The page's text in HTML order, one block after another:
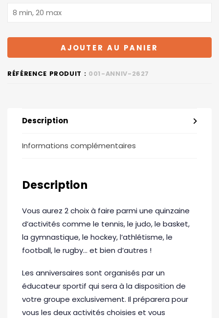
AJOUTER AU PANIER
RÉFÉRENCE PRODUIT : 001-ANNIV-2627
Description
Informations complémentaires
Description
Vous aurez 2 choix à faire parmi une quinzaine
d’activités comme le tennis, le judo, le basket,
la gymnastique, le hockey, l’athlétisme, le
football, le rugby… et bien d’autres !
Les anniversaires sont organisés par un
éducateur sportif qui sera à la disposition de
votre groupe exclusivement. Il préparera pour
vous les deux activités choisies et vous